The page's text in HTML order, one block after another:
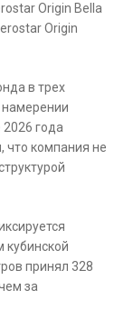
Origin Bella
Origin
в трех
намерении
года
что компания не
кубинской
принял 328
за